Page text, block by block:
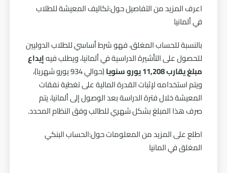
اعرف المزيد من التفاصيل حول:تكاليف المعيشة للطلاب
في ألمانيا
بالنسبة للحساب المغلق، فهو شرط أساسي للطلاب الدوليين
للحصول على التأشيرة الدراسية في ألمانيا، ويطلب فيهإيداع
مبلغ يقارب 11,208 يورو سنويا
(حوالي 934 يورو شهريا)،
ويتم استخدامه لإثبات القدرة المالية على تغطية نفقات
المعيشة خلال فترة الدراسة بعد الوصول إلى ألمانيا، يتم
صرف هذا المبلغ بشكل شهري للطالب وفق النظام المحدد.
اطلع على المزيد من المعلومات حول:الحساب البنكي
المغلق في المانيا